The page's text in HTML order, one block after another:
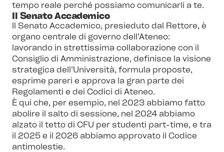
tempo reale perché possiamo comunicarli a te.
Il Senato Accademico
Il Senato Accademico, presieduto dal Rettore, è
organo centrale di governo dell’Ateneo:
lavorando in strettissima collaborazione con il
Consiglio di Amministrazione, definisce la visione
strategica dell’Università, formula proposte,
esprime pareri e approva la gran parte dei
Regolamenti e dei Codici di Ateneo.
È qui che, per esempio, nel 2023 abbiamo fatto
abolire il salto di sessione, nel 2024 abbiamo
alzato il tetto di CFU per studenti part-time, e tra
il 2025 e il 2026 abbiamo approvato il Codice
antimolestie.